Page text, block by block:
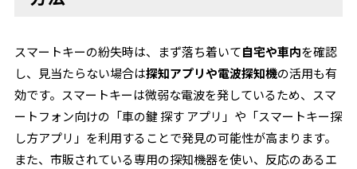
スマートキーの紛失時は、まず落ち着いて自宅や車内を確認
し、見当たらない場合は探知アプリや電波探知機の活用も有
効です。スマートキーは微弱な電波を発しているため、スマ
ートフォン向けの「車の鍵 探す アプリ」や「スマートキー探
し方アプリ」を利用することで発見の可能性が高まります。
また、市販されている専用の探知機器を使い、反応のあるエ